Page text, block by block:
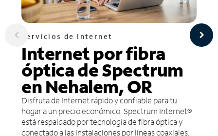
Servicios de Internet
Internet por fibra
óptica de Spectrum
en Nehalem, OR
Disfruta de Internet rápido y confiable para tu
hogar a un precio económico. Spectrum Internet®
está respaldado por tecnología de fibra óptica y
conectado a las instalaciones por líneas coaxiales.